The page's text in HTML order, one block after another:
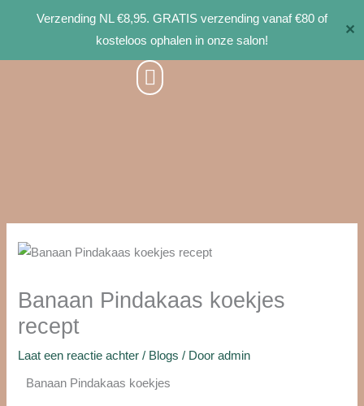
Verzending NL €8,95. GRATIS verzending vanaf €80 of
kosteloos ophalen in onze salon!
✕
Banaan Pindakaas koekjes
recept
Laat een reactie achter / Blogs / Dooradmin
Banaan Pindakaas koekjes